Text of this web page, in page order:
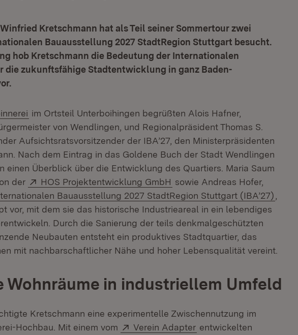
Kretschmann hat als Teil seiner Sommertour zwei
Bauausstellung 2027 StadtRegion Stuttgart besucht.
hob Kretschmann die Bedeutung der Internationalen
die zukunftsfähige Stadtentwicklung in ganz Baden-
(Öffnet in neuem Fenster)
im Ortsteil Unterboihingen begrüßten Alois Hafner,
von Wendlingen, und Regionalpräsident Thomas S.
Aufsichtsratsvorsitzender der IBA’27, den Ministerpräsidenten
Nach dem Eintrag in das Goldene Buch der Stadt Wendlingen
einen Überblick über die Entwicklung des Quartiers. Maria Saum
der
Extern:
HOS Projektentwicklung GmbH (Öffnet in neuem Fenster)
sowie Andreas Hofer,
Bauausstellung 2027 StadtRegion Stuttgart (IBA’27)
vor, mit dem sie das historische Industrieareal in ein lebendiges
Durch die Sanierung der teils denkmalgeschützten
Neubauten entsteht ein produktives Stadtquartier, das
mit nachbarschaftlicher Nähe und hoher Lebensqualität vereint.
Wohnräume in industriellem Umfeld
Kretschmann eine experimentelle Zwischennutzung im
Hochbau. Mit einem vom
Extern:
Verein Adapter (Öffnet in neuem Fenster)
entwickelten